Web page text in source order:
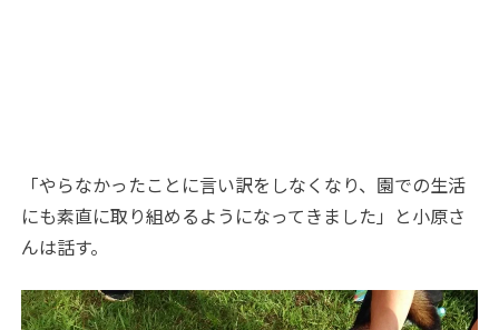
「やらなかったことに言い訳をしなくなり、園での生活
にも素直に取り組めるようになってきました」と小原さ
んは話す。